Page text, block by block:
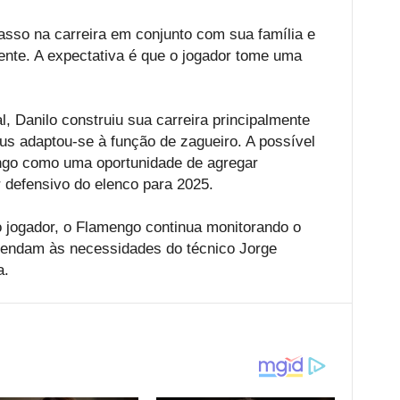
na carreira em conjunto com sua família e
A expectativa é que o jogador tome uma
Danilo construiu sua carreira principalmente
adaptou-se à função de zagueiro. A possível
como uma oportunidade de agregar
do elenco para 2025.
o Flamengo continua monitorando o
às necessidades do técnico Jorge